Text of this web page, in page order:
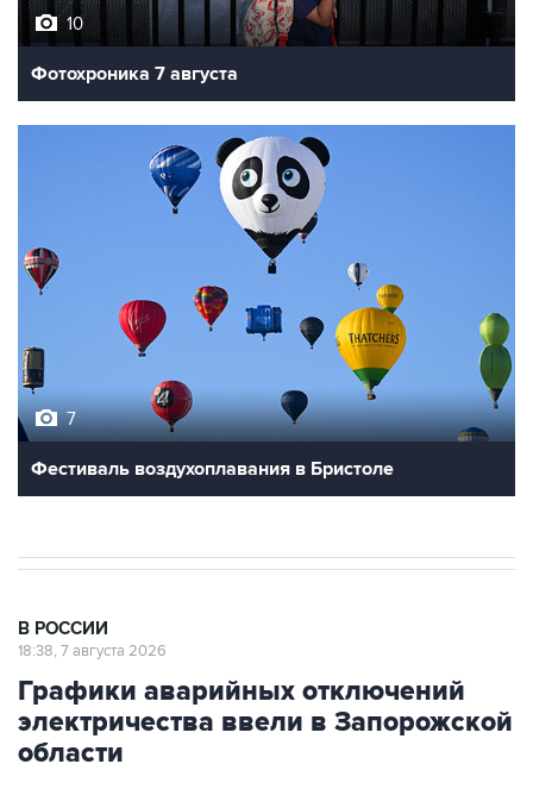
10
Фотохроника 7 августа
7
Фестиваль воздухоплавания в Бристоле
В РОССИИ
18:38, 7 августа 2026
Графики аварийных отключений
электричества ввели в Запорожской
области